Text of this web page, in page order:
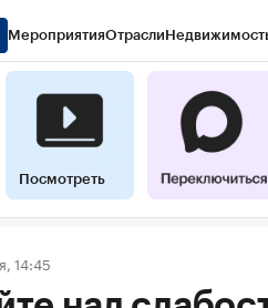
МероприятияОтрасли
Посмотреть
14:45